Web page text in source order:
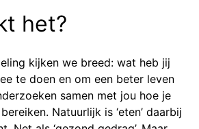
het?
kijken we breed: wat heb jij
te doen en om een beter leven
samen met jou hoe je
Natuurlijk is ‘eten’ daarbij